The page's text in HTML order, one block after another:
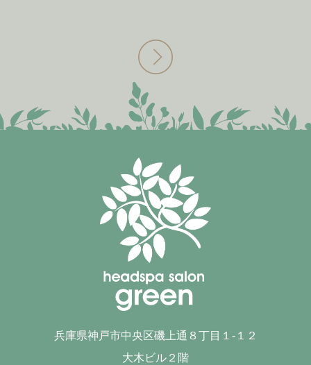
兵庫県神戸市中央区磯上通８丁目１-１２
大木ビル２階